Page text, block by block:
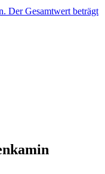
Der Gesamtwert beträgt